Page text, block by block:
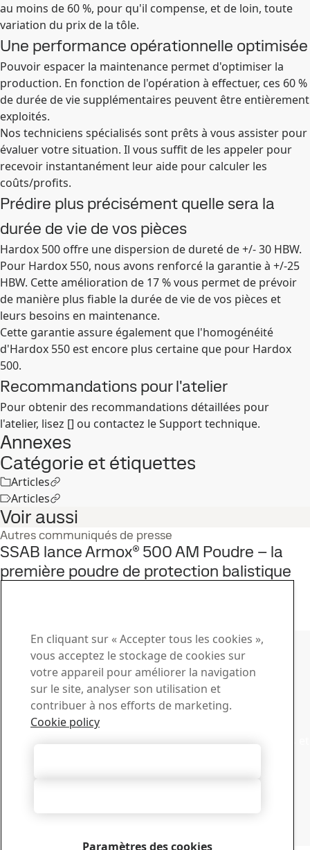
au moins de 60 %, pour qu'il compense, et de loin, toute
variation du prix de la tôle.
Une performance opérationnelle optimisée
Pouvoir espacer la maintenance permet d'optimiser la
production. En fonction de l'opération à effectuer, ces 60 %
de durée de vie supplémentaires peuvent être entièrement
exploités.
Nos techniciens spécialisés sont prêts à vous assister pour
évaluer votre situation. Il vous suffit de les appeler pour
recevoir instantanément leur aide pour calculer les
coûts/profits.
Prédire plus précisément quelle sera la
durée de vie de vos pièces
Hardox 500 offre une dispersion de dureté de +/- 30 HBW.
Pour Hardox 550, nous avons renforcé la garantie à +/-25
HBW. Cette amélioration de 17 % vous permet de prévoir
de manière plus fiable la durée de vie de vos pièces et
leurs besoins en maintenance.
Cette garantie assure également que l'homogénéité
d'Hardox 550 est encore plus certaine que pour Hardox
500.
Recommandations pour l'atelier
Pour obtenir des recommandations détaillées pour
l'atelier, lisez [] ou contactez le Support technique.
Annexes
Catégorie et étiquettes
Articles
Articles
Voir aussi
Autres communiqués de presse
SSAB lance Armox® 500 AM Poudre – la
première poudre de protection balistique
Contacter SSAB
Contactez-nous
Comment pouvons-nous vous aider ?
Voir les contacts
Centre de téléchargement
Recherchez et téléchargez des brochures, des certificats et
Abonnez-vous aux newsletters
En cliquant sur « Accepter tous les cookies »,
vous acceptez le stockage de cookies sur
votre appareil pour améliorer la navigation
sur le site, analyser son utilisation et
contribuer à nos efforts de marketing.
Cookie policy
Paramètres des cookies